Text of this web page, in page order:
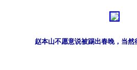
赵本山不愿意说被踢出春晚，当然